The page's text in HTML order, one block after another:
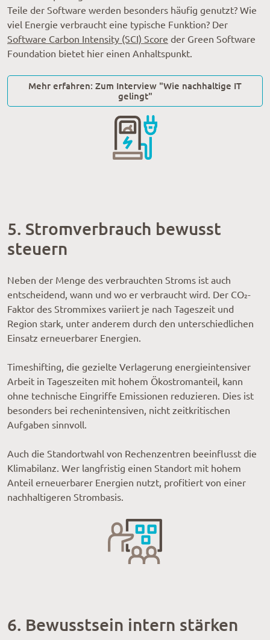
Teile der Software werden besonders häufig genutzt? Wie
viel Energie verbraucht eine typische Funktion? Der
Software Carbon Intensity (SCI) Score der Green Software
Foundation bietet hier einen Anhaltspunkt.
Mehr erfahren: Zum Interview "Wie nachhaltige IT
gelingt"
5. Stromverbrauch bewusst
steuern
Neben der Menge des verbrauchten Stroms ist auch
entscheidend, wann und wo er verbraucht wird. Der CO₂-
Faktor des Strommixes variiert je nach Tageszeit und
Region stark, unter anderem durch den unterschiedlichen
Einsatz erneuerbarer Energien.
Timeshifting, die gezielte Verlagerung energieintensiver
Arbeit in Tageszeiten mit hohem Ökostromanteil, kann
ohne technische Eingriffe Emissionen reduzieren. Dies ist
besonders bei rechenintensiven, nicht zeitkritischen
Aufgaben sinnvoll.
Auch die Standortwahl von Rechenzentren beeinflusst die
Klimabilanz. Wer langfristig einen Standort mit hohem
Anteil erneuerbarer Energien nutzt, profitiert von einer
nachhaltigeren Strombasis.
6. Bewusstsein intern stärken